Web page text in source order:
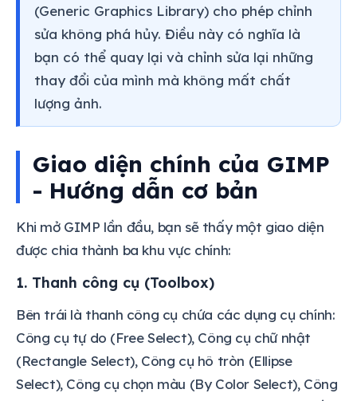
(Generic Graphics Library) cho phép chỉnh
sửa không phá hủy. Điều này có nghĩa là
bạn có thể quay lại và chỉnh sửa lại những
thay đổi của mình mà không mất chất
lượng ảnh.
Giao diện chính của GIMP
- Hướng dẫn cơ bản
Khi mở GIMP lần đầu, bạn sẽ thấy một giao diện
được chia thành ba khu vực chính:
1. Thanh công cụ (Toolbox)
Bên trái là thanh công cụ chứa các dụng cụ chính:
Công cụ tự do (Free Select), Công cụ chữ nhật
(Rectangle Select), Công cụ hô tròn (Ellipse
Select), Công cụ chọn màu (By Color Select), Công